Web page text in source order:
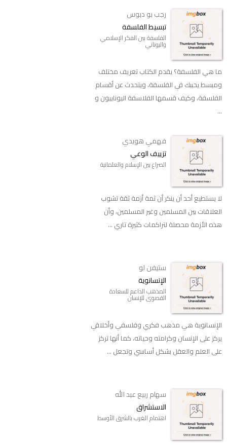
رجب بو دبوس
تبسيط الفلسفة
الفلسفة بين الفكر الإسلامي
واليوناني
ما هي الفلسفة؟ يقدم الكتاب تعريف مختلف
ومبسط يحببك في الفلسفة، ويتحدث عن أقسام
الفلسفة، وكيف قسمها الفلاسفة اليوناييون و
...
فهمي هويدي
تزييف الوعي
الصراع بين الإسلام والعلمانية
لا يستطيع أحد أن ينكر أن ثمة أزمة ثقة تشوب
العلاقات بين المسلمين وغير المسلمين، وأن
هذه الأزمة محصلة لتراكمات كثيرة تاري ...
ستيفن لو
الإنسانوية
المذهب الداعم للسعادة
القصوى للإنسان
الإنسانوية هي مذهب فكري وفلسفي وأخلاقي
يركز على الإنسان وكرامته وحياته، كما أنها تركز
على العلم والعقل بشكل أساسي وتجعل ...
سهام ربيع عبد الله
الاستشراق
اهتمام الغرب بالشرق الأوسط